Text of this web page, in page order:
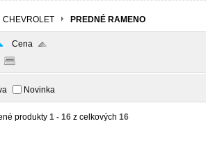
CHEVROLET PREDNÉ RAMENO
Cena
Novinka
produkty 1 - 16 z celkových 16